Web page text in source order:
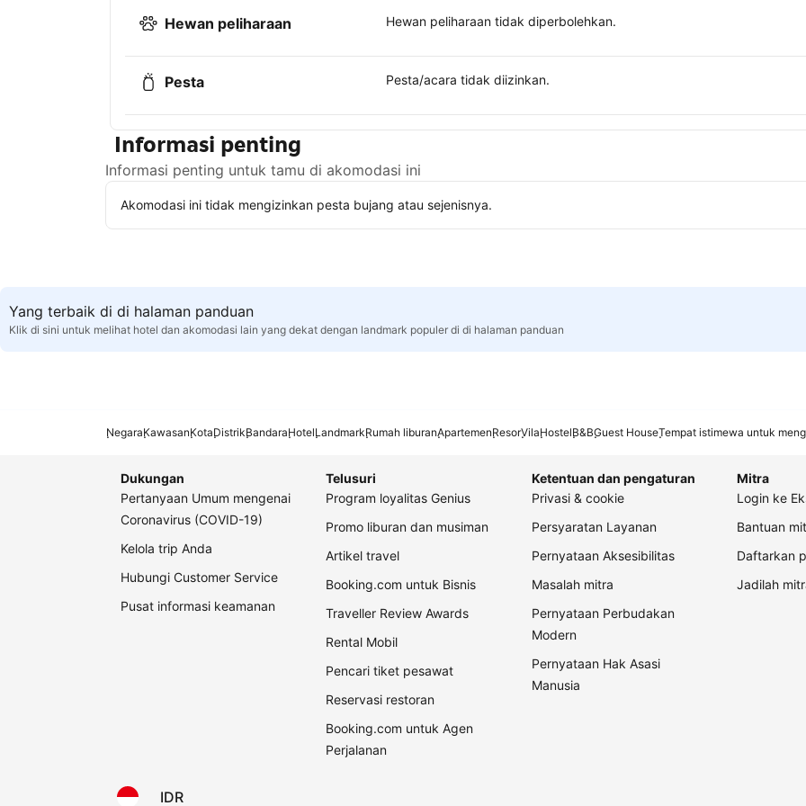
Hewan peliharaan Hewan peliharaan tidak diperbolehkan.
Pesta Pesta/acara tidak diizinkan.
Informasi penting
Informasi penting untuk tamu di akomodasi ini
Akomodasi ini tidak mengizinkan pesta bujang atau sejenisnya.
Yang terbaik di di halaman panduan
Klik di sini untuk melihat hotel dan akomodasi lain yang dekat dengan landmark populer di di halaman panduan
NegaraKawasanKotaDistrikBandaraHotelLandmarkRumah liburanApartemenResorVilaHostelB&BGuest HouseTempat istimewa untuk
Dukungan
Pertanyaan Umum mengenai
Coronavirus (COVID-19)
Kelola trip Anda
Hubungi Customer Service
Pusat informasi keamanan
Telusuri
Program loyalitas Genius
Promo liburan dan musiman
Artikel travel
Booking.com untuk Bisnis
Traveller Review Awards
Rental Mobil
Pencari tiket pesawat
Reservasi restoran
Booking.com untuk Agen
Perjalanan
Ketentuan dan pengaturan
Privasi & cookie
Persyaratan Layanan
Pernyataan Aksesibilitas
Masalah mitra
Pernyataan Perbudakan
Modern
Pernyataan Hak Asasi
Manusia
Mitra
Login ke
Bantuan
Daftarkan
Jadilah
IDR